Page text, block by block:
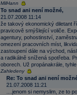
MilHann
To snad ani není možné,
21.07.2008 11:14
že takový ekonomický diletant
pravicově smýšlející voliče.
agentury, pohostinství,
omezení pracovních míst,
zastoupení dále na východ,
a radikálně snížená spotřeba.
oborech. Už propánakrále,
Zahledeny
Re: To snad ani není
21.07.2008 11:21
....jenom si nemyslim, ze to